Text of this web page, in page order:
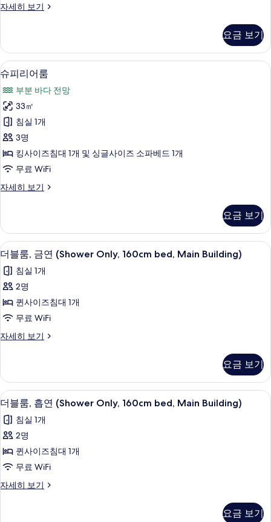
두
기
자세히 보기
슈
룸
자
세
히
보
기
요금 보기
슈
피
리
어
룸
사
진
두
기
슈피리어룸 | 객실 내 금고, 책상, 암막
3
슈피리어룸
부분 바다 전망
33㎡
침실 1개
3명
킹사이즈침대 1개 및 싱글사이즈 소파베드 1개
무료 WiFi
자세히 보기
슈
룸
자
세
히
보
기
요금 보기
더
블
룸,
금
연
(Shower
Only,
Main
Building)
사
진
모
두
보
기
객실 내 금고, 책상, 암막 커튼, 무료 WiFi
1
더블룸, 금연 (Shower Only, 160cm bed, Main Building)
침실 1개
2명
퀸사이즈침대 1개
무료 WiFi
자세히 보기
더
연
(Shower
Only,
160cm
bed,
Main
자
세
보
요금 보기
더
블
룸,
흡
연
(Shower
Only,
객실 내 금고, 책상, 암막 커튼, 무료 WiFi
1
더블룸, 흡연 (Shower Only, 160cm bed, Main Building)
침실 1개
2명
퀸사이즈침대 1개
무료 WiFi
자세히 보기
더
요금 보기